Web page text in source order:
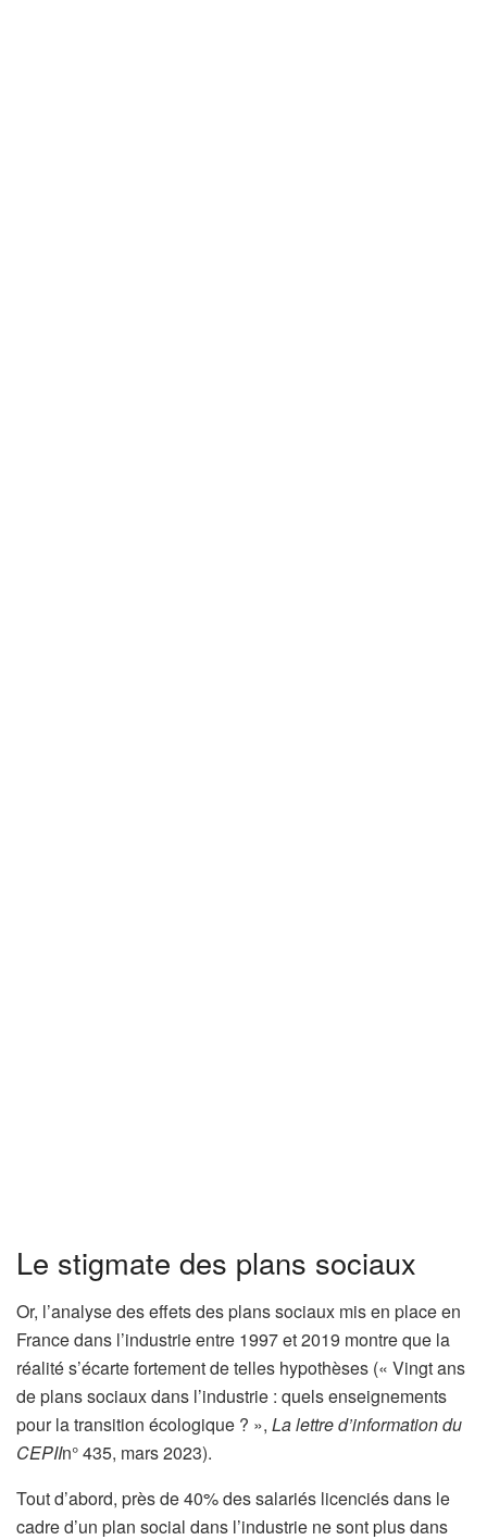
Le stigmate des plans sociaux
Or, l’analyse des effets des plans sociaux mis en place en
France dans l’industrie entre 1997 et 2019 montre que la
réalité s’écarte fortement de telles hypothèses (« Vingt ans
de plans sociaux dans l’industrie : quels enseignements
pour la transition écologique ? », La lettre d’information du
CEPIIn° 435, mars 2023).
Tout d’abord, près de 40% des salariés licenciés dans le
cadre d’un plan social dans l’industrie ne sont plus dans